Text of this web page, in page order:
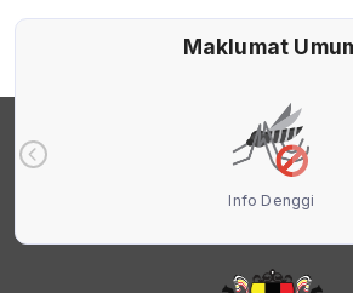
Maklumat
Info Denggi